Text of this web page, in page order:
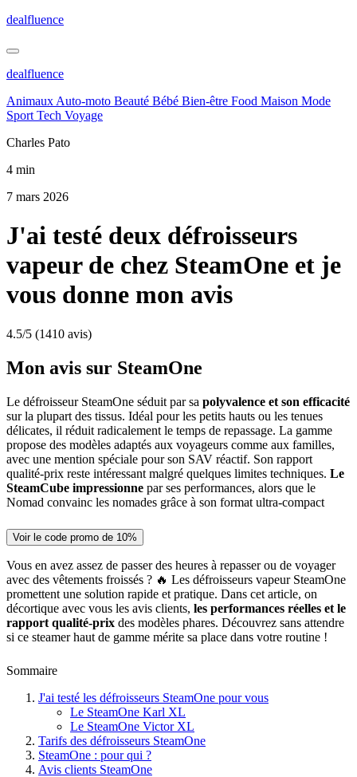
dealfluence
dealfluence
Animaux Auto-moto Beauté Bébé Bien-être Food Maison Mode
Sport Tech Voyage
Charles Pato
4 min
7 mars 2026
J'ai testé deux défroisseurs
vapeur de chez SteamOne et je
vous donne mon avis
4.5/5 (1410 avis)
Mon avis sur SteamOne
Le défroisseur SteamOne séduit par sa polyvalence et son efficacité
sur la plupart des tissus. Idéal pour les petits hauts ou les tenues
délicates, il réduit radicalement le temps de repassage. La gamme
propose des modèles adaptés aux voyageurs comme aux familles,
avec une mention spéciale pour son SAV réactif. Son rapport
qualité-prix reste intéressant malgré quelques limites techniques. Le
SteamCube impressionne par ses performances, alors que le
Nomad convainc les nomades grâce à son format ultra-compact
Voir le code promo de 10%
Vous en avez assez de passer des heures à repasser ou de voyager
avec des vêtements froissés ? 🔥 Les défroisseurs vapeur SteamOne
promettent une solution rapide et pratique. Dans cet article, on
décortique avec vous les avis clients, les performances réelles et le
rapport qualité-prix des modèles phares. Découvrez sans attendre
si ce steamer haut de gamme mérite sa place dans votre routine !
Sommaire
J'ai testé les défroisseurs SteamOne pour vous
Le SteamOne Karl XL
Le SteamOne Victor XL
Tarifs des défroisseurs SteamOne
SteamOne : pour qui ?
Avis clients SteamOne